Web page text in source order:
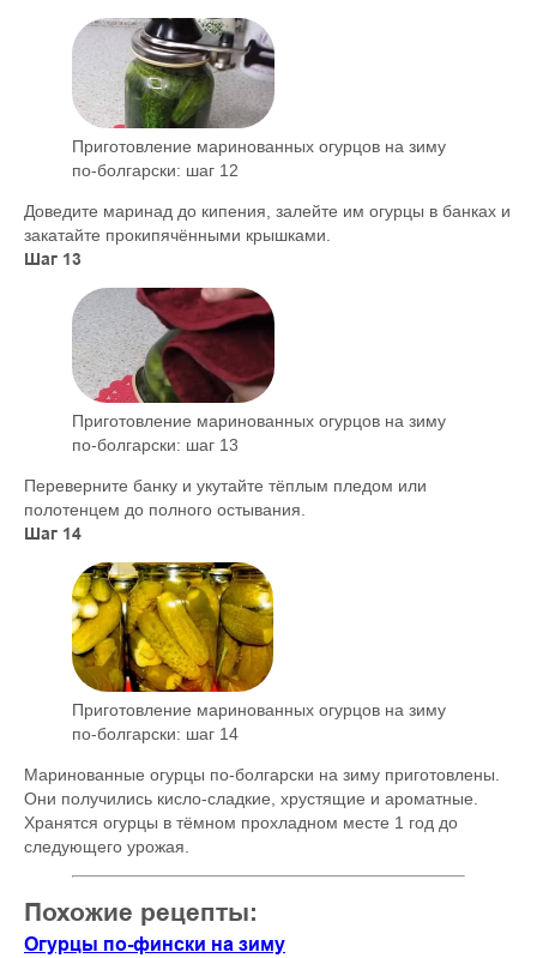
Приготовление маринованных огурцов на зиму
по-болгарски: шаг 12
Доведите маринад до кипения, залейте им огурцы в банках и
закатайте прокипячёнными крышками.
Шаг 13
Приготовление маринованных огурцов на зиму
по-болгарски: шаг 13
Переверните банку и укутайте тёплым пледом или
полотенцем до полного остывания.
Шаг 14
Приготовление маринованных огурцов на зиму
по-болгарски: шаг 14
Маринованные огурцы по-болгарски на зиму приготовлены.
Они получились кисло-сладкие, хрустящие и ароматные.
Хранятся огурцы в тёмном прохладном месте 1 год до
следующего урожая.
Похожие рецепты:
Огурцы по-фински на зиму